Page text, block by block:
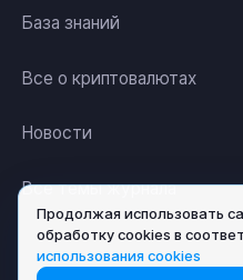
База знаний
Все о криптовалютах
Новости
Все темы журнала
Продолжая использовать
обработку cookies в
использования cookies